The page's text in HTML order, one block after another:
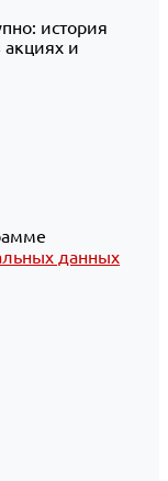
история
акциях и
данных